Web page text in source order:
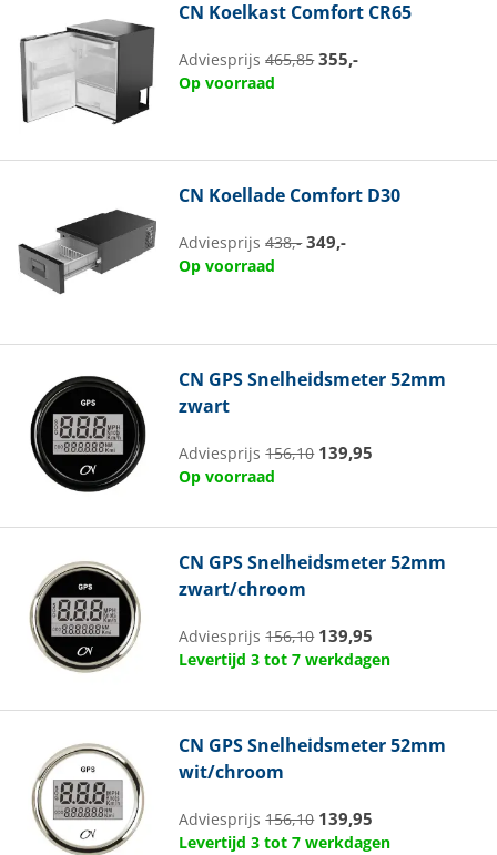
CN Koelkast Comfort CR65
Adviesprijs465,85 355,-
Op voorraad
CN Koellade Comfort D30
Adviesprijs438,- 349,-
Op voorraad
CN GPS Snelheidsmeter 52mm
zwart
Adviesprijs156,10 139,95
Op voorraad
CN GPS Snelheidsmeter 52mm
zwart/chroom
Adviesprijs156,10 139,95
Levertijd 3 tot 7 werkdagen
CN GPS Snelheidsmeter 52mm
wit/chroom
Adviesprijs156,10 139,95
Levertijd 3 tot 7 werkdagen